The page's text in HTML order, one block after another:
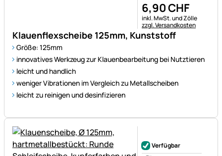
Klauenflexscheibe 125mm, Kunststoff
Größe: 125mm
innovatives Werkzeug zur Klauenbearbeitung bei Nutztieren
leicht und handlich
weniger Vibrationen im Vergleich zu Metallscheiben
leicht zu reinigen und desinfizieren
6,90CHF
Steuerhinweis:
inkl. MwSt. und Zölle
zzgl. Versandkosten
Verfügbar